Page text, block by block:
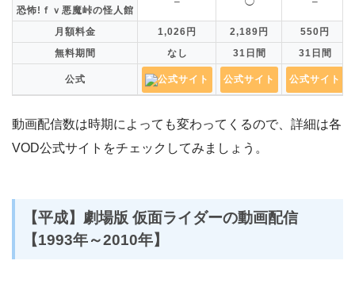
恐怖!ｆｖ悪魔峠の怪人館
月額料金 1,026円 2,189円
550円
無料期間
なし 31日間 31日間
公式 公式サイト 公式サイト 公式サイト
動画配信数は時期によっても変わってくるので、詳細は各
VOD公式サイトをチェックしてみましょう。
【平成】劇場版 仮面ライダーの動画配信
【1993年～2010年】